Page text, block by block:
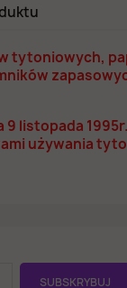
tytoniowych,
9 listopada
używania